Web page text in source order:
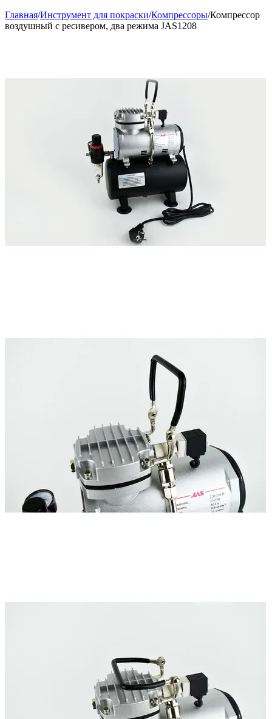
Главная/Инструмент для покраски/Компрессоры/Компрессор
воздушный с ресивером, два режима JAS1208